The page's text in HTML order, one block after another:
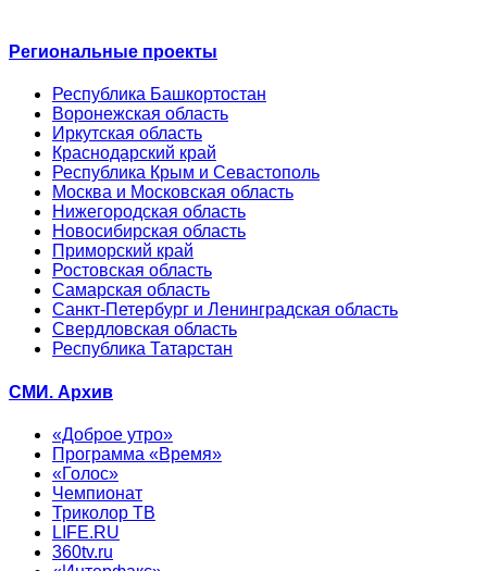
Региональные проекты
Республика Башкортостан
Воронежская область
Иркутская область
Краснодарский край
Республика Крым и Севастополь
Москва и Московская область
Нижегородская область
Новосибирская область
Приморский край
Ростовская область
Самарская область
Санкт-Петербург и Ленинградская область
Свердловская область
Республика Татарстан
СМИ. Архив
«Доброе утро»
Программа «Время»
«Голос»
Чемпионат
Триколор ТВ
LIFE.RU
360tv.ru